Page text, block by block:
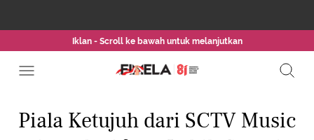
Iklan - Scroll ke bawah untuk melanjutkan
Piala Ketujuh dari SCTV Music